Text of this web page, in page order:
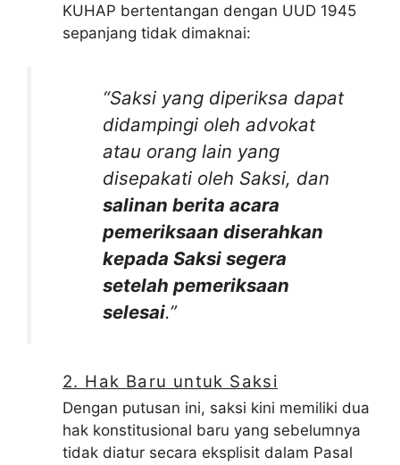
KUHAP bertentangan dengan UUD 1945
sepanjang tidak dimaknai:
“Saksi yang diperiksa dapat
didampingi oleh advokat
atau orang lain yang
disepakati oleh Saksi, dan
salinan berita acara
pemeriksaan diserahkan
kepada Saksi segera
setelah pemeriksaan
selesai.”
2. Hak Baru untuk Saksi
Dengan putusan ini, saksi kini memiliki dua
hak konstitusional baru yang sebelumnya
tidak diatur secara eksplisit dalam Pasal